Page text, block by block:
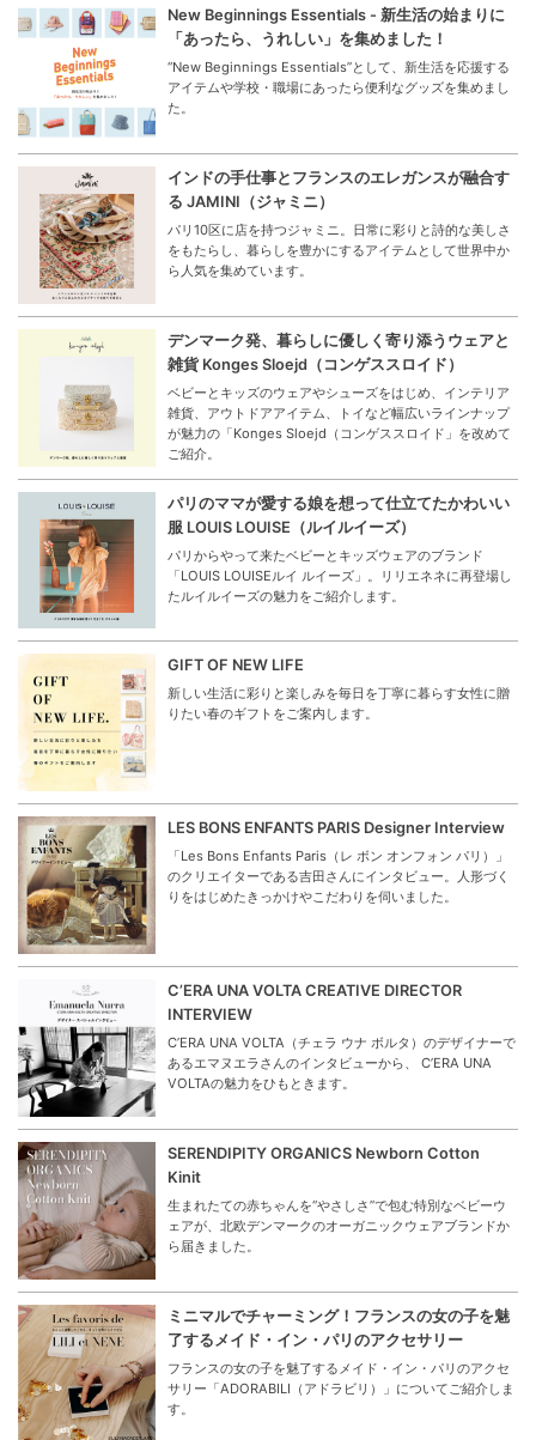
New Beginnings Essentials - 新生活の始まりに
「あったら、うれしい」を集めました！
“New Beginnings Essentials”として、新生活を応援する
アイテムや学校・職場にあったら便利なグッズを集めまし
た。
インドの手仕事とフランスのエレガンスが融合す
る JAMINI（ジャミニ）
パリ10区に店を持つジャミニ。日常に彩りと詩的な美しさ
をもたらし、暮らしを豊かにするアイテムとして世界中か
ら人気を集めています。
デンマーク発、暮らしに優しく寄り添うウェアと
雑貨 Konges Sloejd（コンゲススロイド）
ベビーとキッズのウェアやシューズをはじめ、インテリア
雑貨、アウトドアアイテム、トイなど幅広いラインナップ
が魅力の「Konges Sloejd（コンゲススロイド」を改めて
ご紹介。
パリのママが愛する娘を想って仕立てたかわいい
服 LOUIS LOUISE（ルイルイーズ）
パリからやって来たベビーとキッズウェアのブランド
「LOUIS LOUISEルイ ルイーズ」。リリエネネに再登場し
たルイルイーズの魅力をご紹介します。
GIFT OF NEW LIFE
新しい生活に彩りと楽しみを毎日を丁寧に暮らす女性に贈
りたい春のギフトをご案内します。
LES BONS ENFANTS PARIS Designer Interview
「Les Bons Enfants Paris（レ ボン オンフォン パリ）」
のクリエイターである吉田さんにインタビュー。人形づく
りをはじめたきっかけやこだわりを伺いました。
C’ERA UNA VOLTA CREATIVE DIRECTOR
INTERVIEW
C’ERA UNA VOLTA（チェラ ウナ ボルタ）のデザイナーで
あるエマヌエラさんのインタビューから、 C’ERA UNA
VOLTAの魅力をひもときます。
SERENDIPITY ORGANICS Newborn Cotton
Kinit
生まれたての赤ちゃんを“やさしさ”で包む特別なベビーウ
ェアが、北欧デンマークのオーガニックウェアブランドか
ら届きました。
ミニマルでチャーミング！フランスの女の子を魅
了するメイド・イン・パリのアクセサリー
フランスの女の子を魅了するメイド・イン・パリのアクセ
サリー「ADORABILI（アドラビリ）」についてご紹介しま
す。